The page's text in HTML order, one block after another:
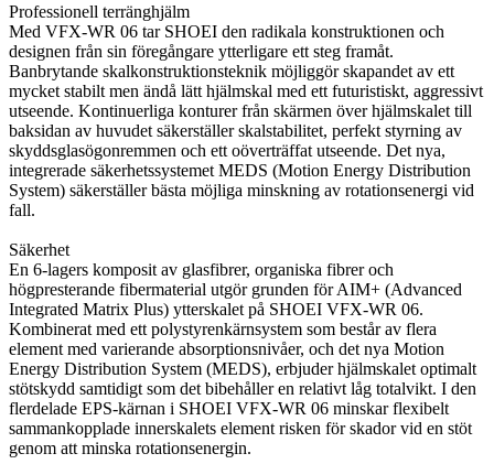
Professionell terränghjälm
Med VFX-WR 06 tar SHOEI den radikala konstruktionen och
designen från sin föregångare ytterligare ett steg framåt.
Banbrytande skalkonstruktionsteknik möjliggör skapandet av ett
mycket stabilt men ändå lätt hjälmskal med ett futuristiskt, aggressivt
utseende. Kontinuerliga konturer från skärmen över hjälmskalet till
baksidan av huvudet säkerställer skalstabilitet, perfekt styrning av
skyddsglasögonremmen och ett oöverträffat utseende. Det nya,
integrerade säkerhetssystemet MEDS (Motion Energy Distribution
System) säkerställer bästa möjliga minskning av rotationsenergi vid
fall.
Säkerhet
En 6-lagers komposit av glasfibrer, organiska fibrer och
högpresterande fibermaterial utgör grunden för AIM+ (Advanced
Integrated Matrix Plus) ytterskalet på SHOEI VFX-WR 06.
Kombinerat med ett polystyrenkärnsystem som består av flera
element med varierande absorptionsnivåer, och det nya Motion
Energy Distribution System (MEDS), erbjuder hjälmskalet optimalt
stötskydd samtidigt som det bibehåller en relativt låg totalvikt. I den
flerdelade EPS-kärnan i SHOEI VFX-WR 06 minskar flexibelt
sammankopplade innerskalets element risken för skador vid en stöt
genom att minska rotationsenergin.